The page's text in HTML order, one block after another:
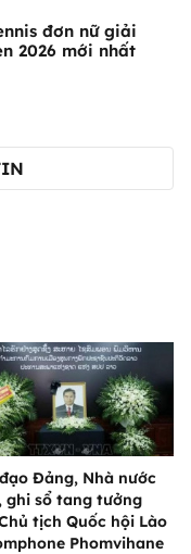
đơn nữ giải
2026 mới nhất
Đảng, Nhà nước
ghi sổ tang tưởng
tịch Quốc hội Lào
Phomvihane